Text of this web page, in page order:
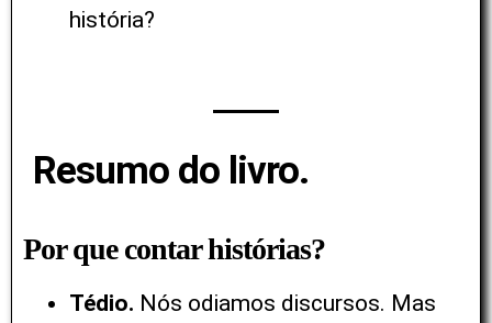
história?
Resumo do livro.
Por que contar histórias?
Tédio. Nós odiamos discursos. Mas